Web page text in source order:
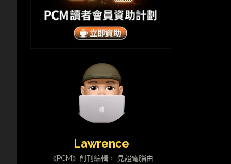
Lawrence
《PCM》創刊編輯， 見證電腦由